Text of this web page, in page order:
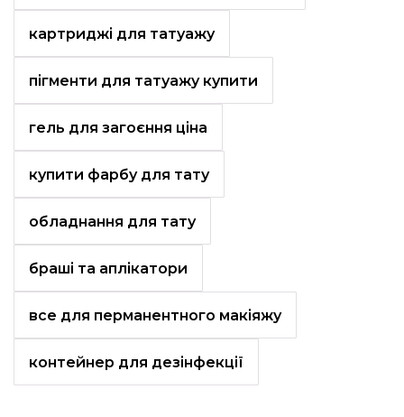
картриджі для татуажу
пігменти для татуажу купити
гель для загоєння ціна
купити фарбу для тату
обладнання для тату
браші та аплікатори
все для перманентного макіяжу
контейнер для дезінфекції